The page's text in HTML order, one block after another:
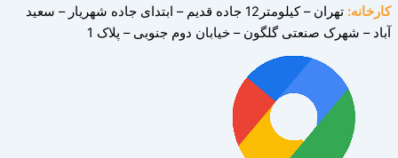
کارخانه:
تهران – کیلومتر12 جاده قدیم – ابتدای جاده شهریار – سعید
آباد – شهرک صنعتیگلگون – خیابان دوم جنوبی – پلاک 1